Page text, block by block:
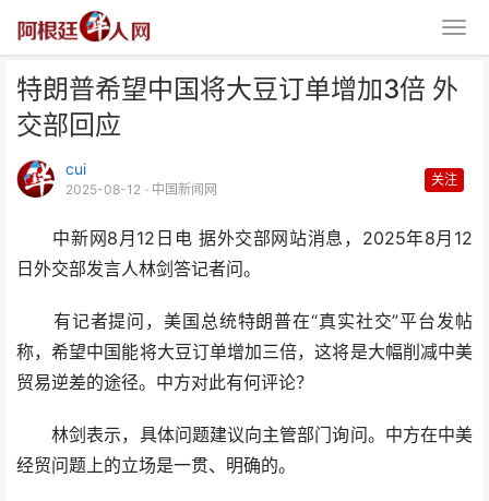
特朗普希望中国将大豆订单增加3倍 外
交部回应
cui
2025-08-12 · 中国新闻网
关注
中新网8月12日电 据外交部网站消息，2025年8月12
日外交部发言人林剑答记者问。
有记者提问，美国总统特朗普在“真实社交”平台发帖
称，希望中国能将大豆订单增加三倍，这将是大幅削减中美
贸易逆差的途径。中方对此有何评论？
林剑表示，具体问题建议向主管部门询问。中方在中美
经贸问题上的立场是一贯、明确的。
特朗普希望中国将大豆订单增加3